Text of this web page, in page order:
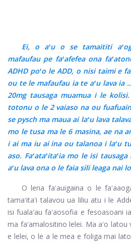
Ei, o aʻu o se tamaititi
mafaufau pe faʻafefea ona
ADHD poʻo le ADD, o nisi taimi e
ou te le mafaufau ia te aʻu lava ia
20mg tausaga muamua i le
totonu o le 2 vaiaso na ou
se pysch ma maua ai laʻu lava
mo le tusa ma le 6 masina, ae na
i ai ma iu ai ina ou talanoa i laʻu
aso. Faʻataʻitaʻia mo le isi
aʻu lava ona o le faia sili leaga nai
O lena faʻauigaina o le
tamaʻitaʻi talavou ua liliu atu i le
isi fualaʻau faʻaosofia e fesoasoani
ma faʻamalositino lelei. Ma aʻo latou
e lelei, o le a le mea e foliga mai